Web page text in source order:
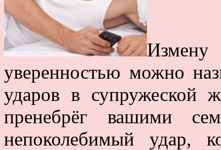
уверенностью можно
ударов в супружеской
пренебрёг вашими
непоколебимый удар,